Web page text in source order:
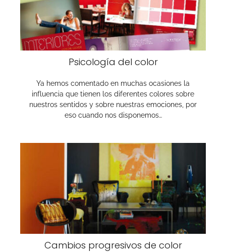
Psicología del color
Ya hemos comentado en muchas ocasiones la
influencia que tienen los diferentes colores sobre
nuestros sentidos y sobre nuestras emociones, por
eso cuando nos disponemos…
Cambios progresivos de color